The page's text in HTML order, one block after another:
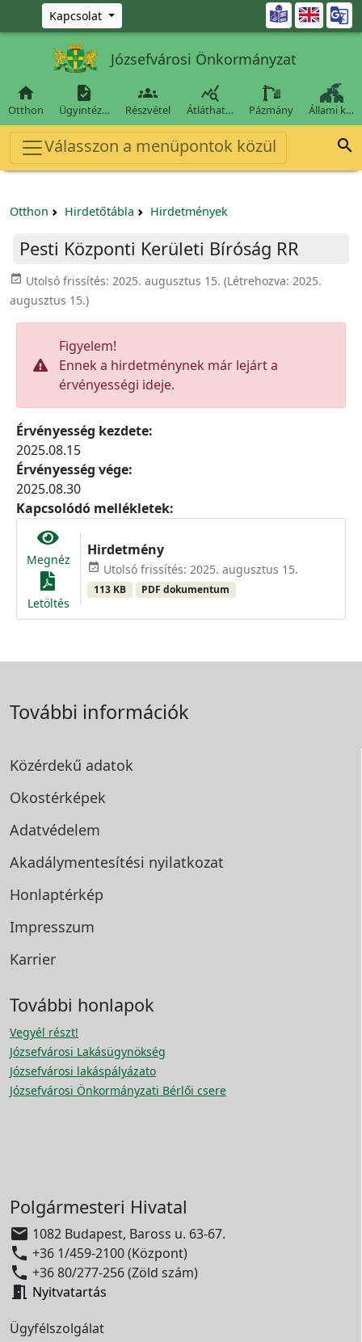
Ugrás a fő tartalomra
Kapcsolat 
Józsefvárosi Önkormányzat

Otthon

Ügyintéz…

Részvétel

Átláthat… Pázmány Állami k…
Válasszon a menüpontok közül 
Otthon Hirdetőtábla Hirdetmények
Pesti Központi Kerületi Bíróság RR
event_available Utolsó frissítés: 2025. augusztus 15. (Létrehozva: 2025.
augusztus 15.)
Figyelem!
Ennek a hirdetménynek már lejárt a
érvényességi ideje.
Érvényesség kezdete:
2025.08.15
Érvényesség vége:
2025.08.30
Kapcsolódó mellékletek:
Megnéz
Letöltés
Hirdetmény
event_available Utolsó frissítés: 2025. augusztus 15.
113 KB PDF dokumentum
További információk
Közérdekű adatok
Okostérképek
Adatvédelem
Akadálymentesítési nyilatkozat
Honlaptérkép
Impresszum
Karrier
További honlapok
Vegyél részt!
Józsefvárosi Lakásügynökség
Józsefvárosi lakáspályázato
Józsefvárosi Önkormányzati Bérlői csere
Polgármesteri Hivatal
 1082 Budapest, Baross u. 63-67.
 +36 1/459-2100 (Központ)
 +36 80/277-256 (Zöld szám)
 Nyitvatartás
Ügyfélszolgálat